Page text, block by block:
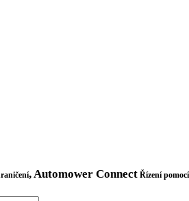
, Automower Connect Řízení